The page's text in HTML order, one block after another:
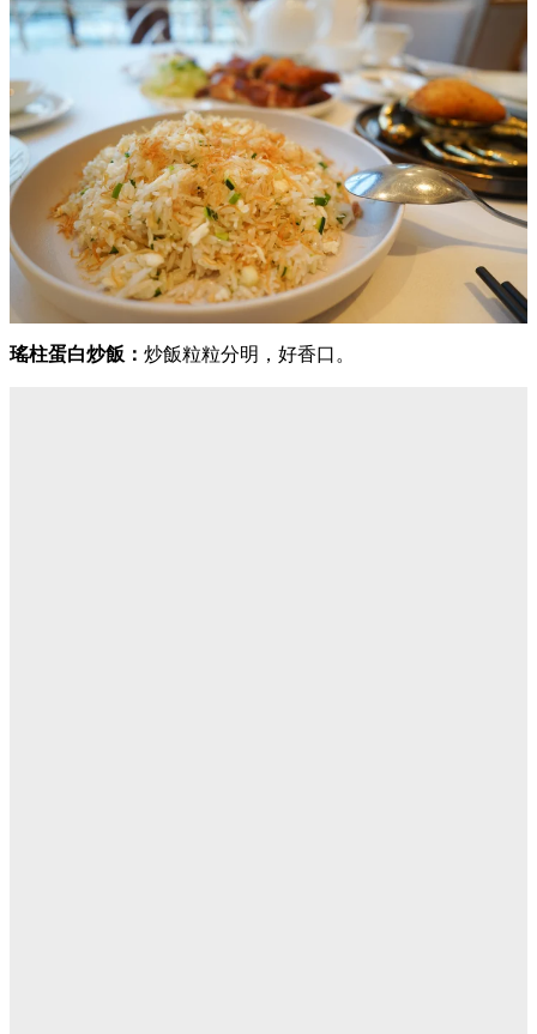
瑤柱蛋白炒飯： 炒飯粒粒分明，好香口。